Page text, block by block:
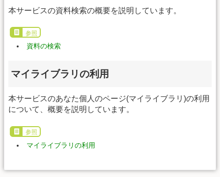
本サービスの資料検索の概要を説明しています。
参照
資料の検索
マイライブラリの利用
本サービスのあなた個人のページ(マイライブラリ)の利用
について、概要を説明しています。
参照
マイライブラリの利用